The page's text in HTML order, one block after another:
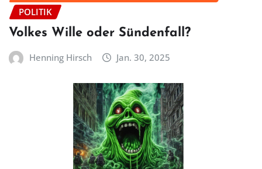
POLITIK
Volkes Wille oder Sündenfall?
Henning Hirsch Jan. 30, 2025